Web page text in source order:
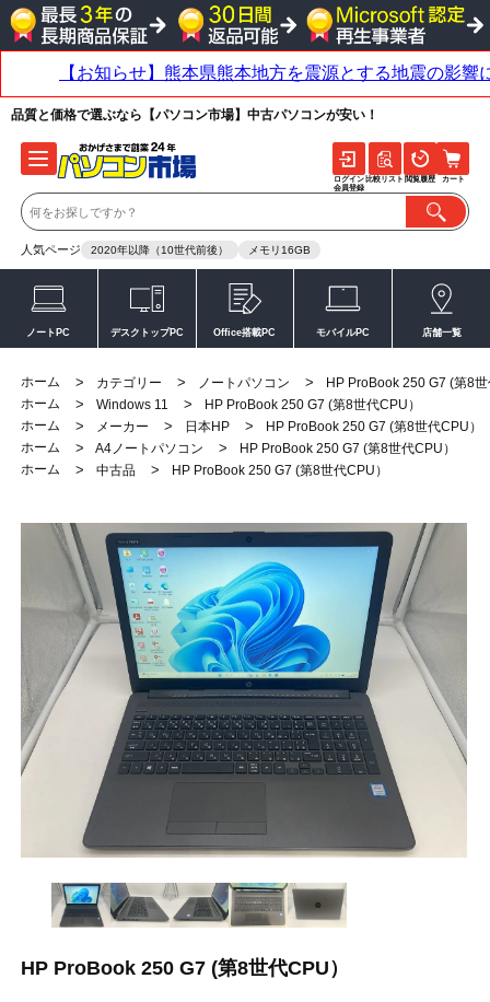
品質と価格で選ぶなら【パソコン市場】中古パソコンが安い！
人気ページ 2020年以降（10世代前後） メモリ16GB
ログイン
会員登録
比較リスト 閲覧履歴 カート
ノートPC デスクトップPC Office搭載PC モバイルPC 店舗一覧
ホーム > カテゴリー > ノートパソコン >
HP ProBook 250 G7 (第8
ホーム
> Windows 11 >
HP ProBook 250 G7 (第8世代CPU）
ホーム
> メーカー > 日本HP >
HP ProBook 250 G7 (第8世代CPU）
ホーム
> A4ノートパソコン >
HP ProBook 250 G7 (第8世代CPU）
ホーム
> 中古品 > HP ProBook 250 G7 (第8世代CPU）
HP ProBook 250 G7 (第8世代CPU）